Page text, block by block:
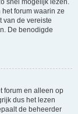
snel mogelijk lezen.
forum waarin ze
van de vereiste
De benodigde
forum en alleen op
dus het lezen
de beheerder